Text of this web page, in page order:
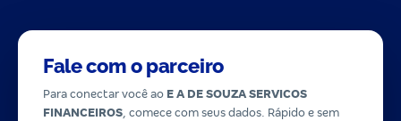
Fale com o parceiro
Para conectar você ao E A DE SOUZA SERVICOS
FINANCEIROS, comece com seus dados. Rápido e sem